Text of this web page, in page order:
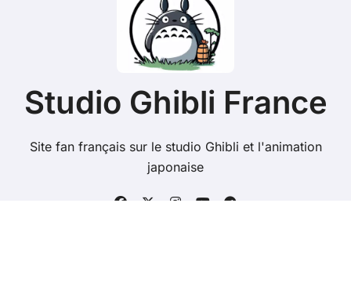
Studio Ghibli France
Site fan français sur le studio Ghibli et l'animation
japonaise